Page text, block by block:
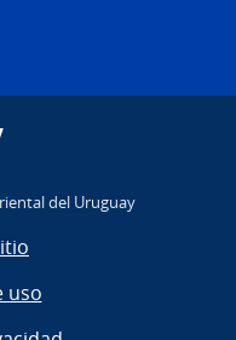
del Uruguay
uso